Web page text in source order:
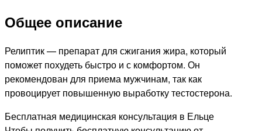
Общее описание
Релиптик — препарат для сжигания жира, который
поможет похудеть быстро и с комфортом. Он
рекомендован для приема мужчинам, так как
провоцирует повышенную выработку тестостерона.
Бесплатная медицинская консультация в Ельце